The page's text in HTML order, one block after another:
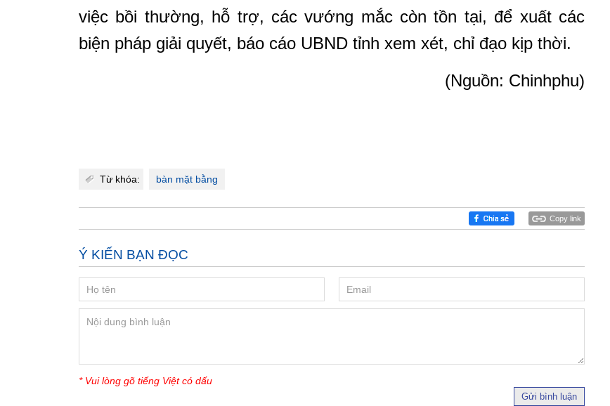
việc bồi thường, hỗ trợ, các vướng mắc còn tồn tại, để xuất các
biện pháp giải quyết, báo cáo UBND tỉnh xem xét, chỉ đạo kịp thời.
(Nguồn: Chinhphu)
Từ khóa: bàn mặt bằng
Copy link
Ý KIẾN BẠN ĐỌC
* Vui lòng gõ tiếng Việt có dấu
Gửi bình luận